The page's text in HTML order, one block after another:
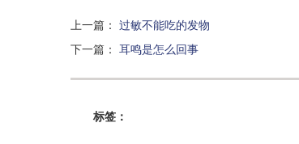
上一篇 ： 过敏不能吃的发物
下一篇 ： 耳鸣是怎么回事
标签：